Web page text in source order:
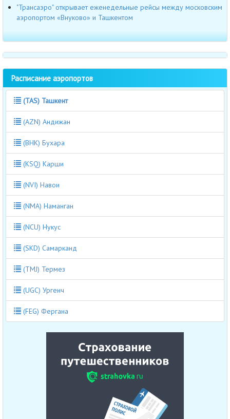
"Трансаэро" открывает еженедельные рейсы между московским
аэропортом «Внуково» и Ташкентом
Расписание аэропортов
(TAS) Ташкент
(AZN) Андижан
(BHK) Бухара
(KSQ) Карши
(NVI) Навои
(NMA) Наманган
(NCU) Нукус
(SKD) Самарканд
(TMJ) Термез
(UGC) Ургенч
(FEG) Фергана